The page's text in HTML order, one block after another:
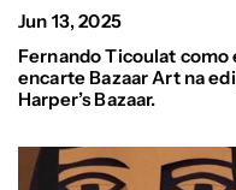
Jun 13, 2025
Fernando Ticoulat
encarte Bazaar Art na
Harper’s Bazaar.